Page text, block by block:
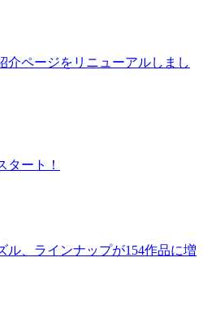
介ページをリニューアルしまし
タート！
ル、ラインナップが154作品に増